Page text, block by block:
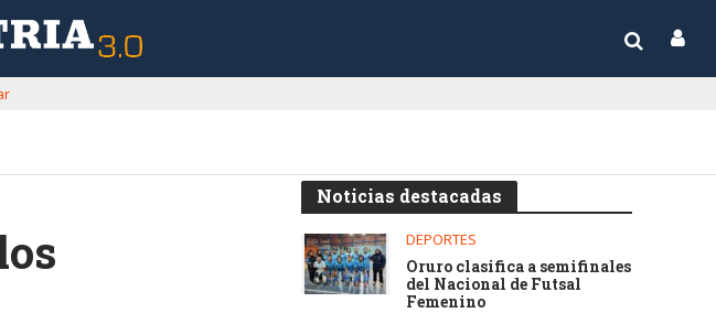
Noticias destacadas
DEPORTES
Oruro clasifica a semifinales
del Nacional de Futsal
Femenino